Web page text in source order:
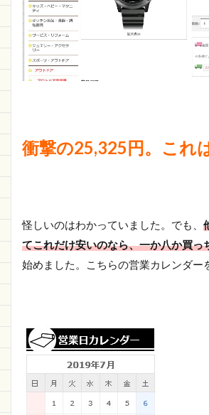
衝撃の25,325円。これ
怪しいのはわかっていました。でも、
てこれだけ安いのなら、一か八か買っ
始めました。こちらの営業カレンダー